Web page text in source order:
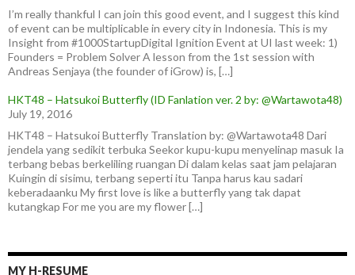
I’m really thankful I can join this good event, and I suggest this kind
of event can be multiplicable in every city in Indonesia. This is my
Insight from #1000StartupDigital Ignition Event at UI last week: 1)
Founders = Problem Solver A lesson from the 1st session with
Andreas Senjaya (the founder of iGrow) is, […]
HKT48 – Hatsukoi Butterfly (ID Fanlation ver. 2 by: @Wartawota48)
July 19, 2016
HKT48 – Hatsukoi Butterfly Translation by: @Wartawota48 Dari
jendela yang sedikit terbuka Seekor kupu-kupu menyelinap masuk Ia
terbang bebas berkeliling ruangan Di dalam kelas saat jam pelajaran
Kuingin di sisimu, terbang seperti itu Tanpa harus kau sadari
keberadaanku My first love is like a butterfly yang tak dapat
kutangkap For me you are my flower […]
MY H-RESUME